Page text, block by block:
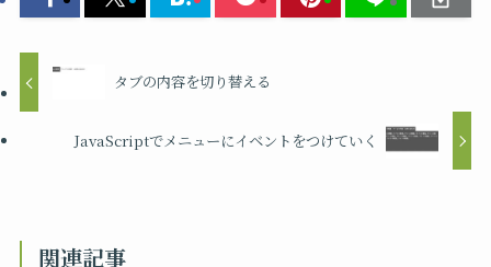
タブの内容を切り替える
JavaScriptでメニューにイベントをつけていく
関連記事